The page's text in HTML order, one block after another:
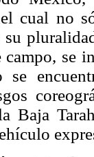
cual no
su
campo, se
se
Baja